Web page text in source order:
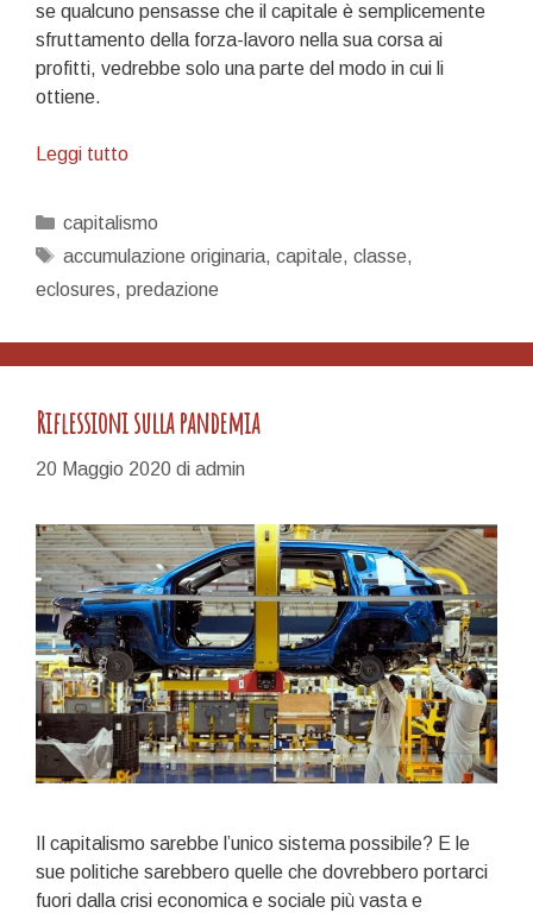
se qualcuno pensasse che il capitale è semplicemente
sfruttamento della forza-lavoro nella sua corsa ai
profitti, vedrebbe solo una parte del modo in cui li
ottiene.
Leggi tuttoPredazione
mattone
Categorie
capitalismo
Tag
accumulazione originaria, capitale, classe,
eclosures, predazione
Riflessioni sulla pandemia
20 Maggio 2020 di admin
Il capitalismo sarebbe l’unico sistema possibile? E le
sue politiche sarebbero quelle che dovrebbero portarci
fuori dalla crisi economica e sociale più vasta e